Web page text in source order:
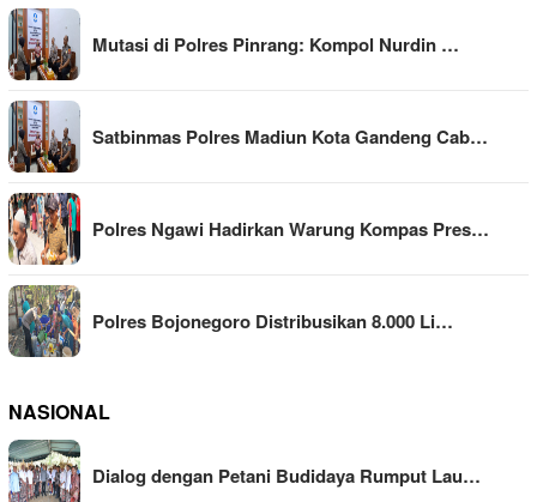
Mutasi di Polres Pinrang: Kompol Nurdin …
Satbinmas Polres Madiun Kota Gandeng Cab…
Polres Ngawi Hadirkan Warung Kompas Pres…
Polres Bojonegoro Distribusikan 8.000 Li…
NASIONAL
Dialog dengan Petani Budidaya Rumput Lau…